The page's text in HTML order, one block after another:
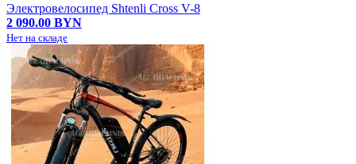
Электровелосипед Shtenli Cross V-8
2 090.00 BYN
Нет на складе